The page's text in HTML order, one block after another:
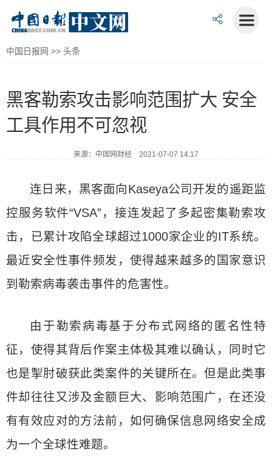
中国日报网 >> 头条
黑客勒索攻击影响范围扩大 安全
工具作用不可忽视
来源：中国网财经 2021-07-07 14:17
连日来，黑客面向Kaseya公司开发的遥距监
控服务软件“VSA”，接连发起了多起密集勒索攻
击，已累计攻陷全球超过1000家企业的IT系统。
最近安全性事件频发，使得越来越多的国家意识
到勒索病毒袭击事件的危害性。
由于勒索病毒基于分布式网络的匿名性特
征，使得其背后作案主体极其难以确认，同时它
也是掣肘破获此类案件的关键所在。但是此类事
件却往往又涉及金额巨大、影响范围广，在还没
有有效应对的方法前，如何确保信息网络安全成
为一个全球性难题。